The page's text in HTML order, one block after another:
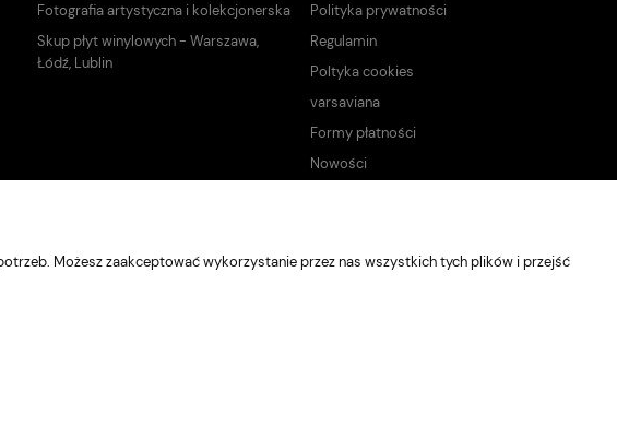
Fotografia artystyczna i kolekcjonerska
Skup płyt winylowych - Warszawa,
Łódź, Lublin
Polityka prywatności
Regulamin
Poltyka cookies
varsaviana
Formy płatności
Nowości
Możesz zaakceptować wykorzystanie przez nas wszystkich tych plików i przejść